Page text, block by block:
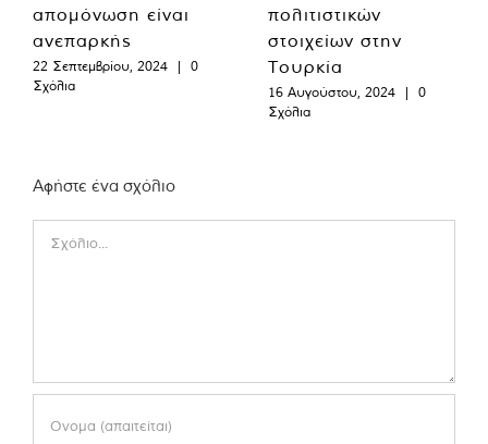
απομόνωση είναι
ανεπαρκής
22 Σεπτεμβρίου, 2024 |
0
Σχόλια
πολιτιστικών
στοιχείων στην
Τουρκία
16 Αυγούστου, 2024 |
0
Σχόλια
Αφήστε ένα σχόλιο